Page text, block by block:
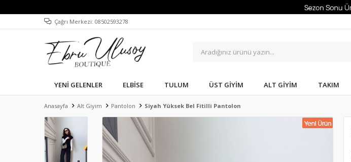
Çağrı Merkezi: 08502593278
YENI GELENLER ELBISE TULUM ÜST GIYIM ALT GIYIM TAKIM
Anasayfa Alt Giyim Pantolon Siyah Yüksek Bel Fitilli Pantolon